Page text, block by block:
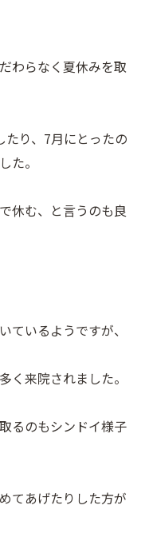
わらなく夏休みを取
り、7月にとったの
た。
休む、と言うのも良
ているようですが、
く来院されました。
るのもシンドイ様子
てあげたりした方が